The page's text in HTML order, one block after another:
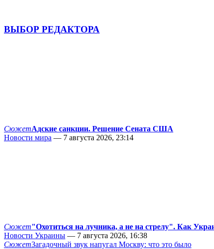
ВЫБОР РЕДАКТОРА
СюжетАдские санкции. Решение Сената США
Новости мира — 7 августа 2026, 23:14
Сюжет"Охотиться на лучника, а не на стрелу". Как
Новости Украины — 7 августа 2026, 16:38
СюжетЗагадочный звук напугал Москву: что это было